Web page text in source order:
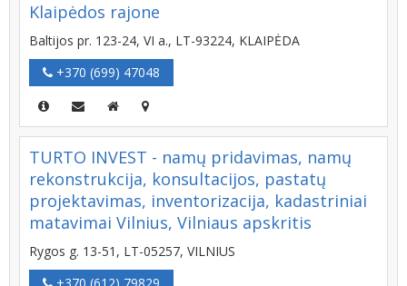
Klaipėdos rajone
Baltijos pr. 123-24, VI a., LT-93224, KLAIPĖDA
+370 (699) 47048
TURTO INVEST - namų pridavimas, namų
rekonstrukcija, konsultacijos, pastatų
projektavimas, inventorizacija, kadastriniai
matavimai Vilnius, Vilniaus apskritis
Rygos g. 13-51, LT-05257, VILNIUS